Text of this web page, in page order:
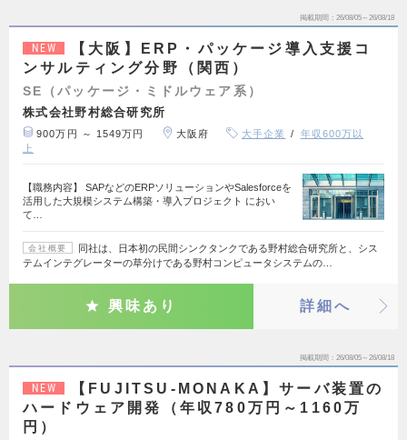
掲載期間 26/08/05～26/08/18
NEW
【大阪】ERP・パッケージ導入支援コ
ンサルティング分野（関西）
SE（パッケージ・ミドルウェア系）
株式会社野村総合研究所
900万円 ～ 1549万円 大阪府 大手企業
年収600万以
上
【職務内容】 SAPなどのERPソリューションやSalesforceを
活用した大規模システム構築・導入プロジェクト におい
て…
会社概要
同社は、日本初の民間シンクタンクである野村総合研究所と、シス
テムインテグレーターの草分けである野村コンピュータシステムの…
興味あり 詳細へ
掲載期間 26/08/05～26/08/18
NEW
【FUJITSU-MONAKA】サーバ装置の
ハードウェア開発（年収780万円～1160万
円）